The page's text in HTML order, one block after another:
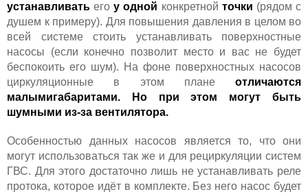
устанавливать егоу одной конкретной точки (рядом с
душем к примеру). Для повышения давления в целом во
всей системе стоить устанавливать поверхностные
насосы (если конечно позволит место и вас не будет
беспокоить его шум). На фоне поверхностных насосов
циркуляционные в этом плане отличаются
малымигабаритами. Но при этом могут быть
шумными из-за вентилятора.
Особенностью данных насосов является то, что они
могут использоваться так же и для рециркуляции систем
ГВС. Для этого достаточно лишь не устанавливать реле
протока, которое идёт в комплекте. Без него насос будет